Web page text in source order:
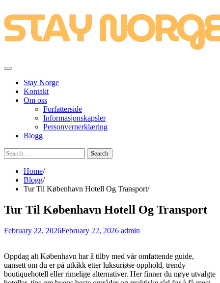
to
content
Stay Norge
Kontakt
Om oss
Forfatterside
Informasjonskapsler
Personvernerklæring
Blogg
Search
for:
Home
Blogg
Tur Til København Hotell Og Transport
Tur Til København Hotell Og Transport
February 22, 2026February 22, 2026 admin
Oppdag alt København har å tilby med vår omfattende guide,
uansett om du er på utkikk etter luksuriøse opphold, trendy
boutiquehotell eller rimelige alternativer. Her finner du nøye utvalgte